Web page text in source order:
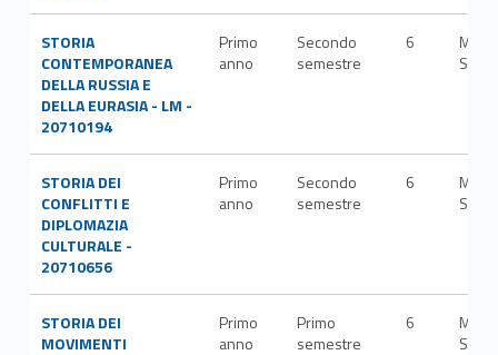
STORIA
CONTEMPORANEA
DELLA RUSSIA E
DELLA EURASIA - LM -
20710194
Primo
anno
Secondo
semestre
6
M-
STORIA DEI
CONFLITTI E
DIPLOMAZIA
CULTURALE -
20710656
Primo
anno
Secondo
semestre
6
M-
STORIA DEI
MOVIMENTI
Primo
anno
Primo
semestre
6
M-